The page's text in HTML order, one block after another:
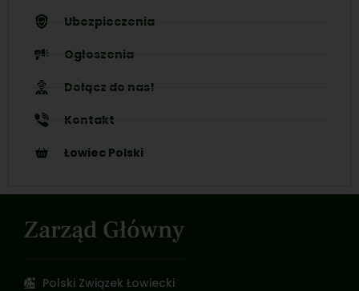
Ubezpieczenia
Ogłoszenia
Dołącz do nas!
Kontakt
Łowiec Polski
Zarząd Główny
Polski Związek Łowiecki